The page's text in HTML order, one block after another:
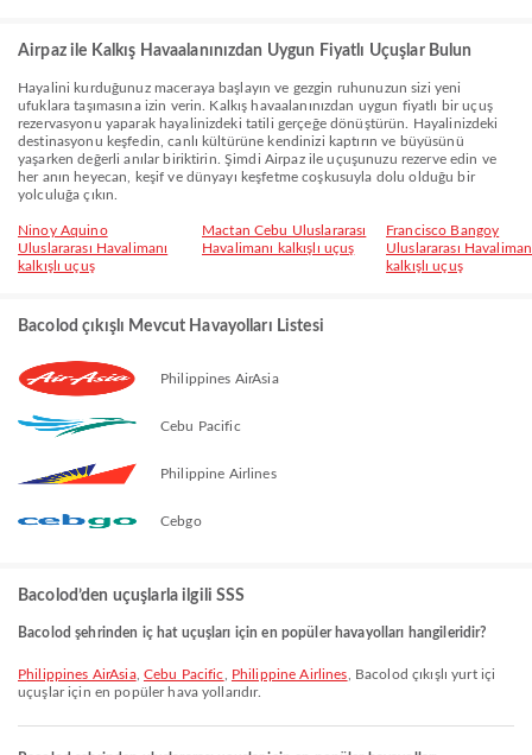
Airpaz ile Kalkış Havaalanınızdan Uygun Fiyatlı Uçuşlar Bulun
Hayalini kurduğunuz maceraya başlayın ve gezgin ruhunuzun sizi yeni
ufuklara taşımasına izin verin. Kalkış havaalanınızdan uygun fiyatlı bir uçuş
rezervasyonu yaparak hayalinizdeki tatili gerçeğe dönüştürün. Hayalinizdeki
destinasyonu keşfedin, canlı kültürüne kendinizi kaptırın ve büyüsünü
yaşarken değerli anılar biriktirin. Şimdi Airpaz ile uçuşunuzu rezerve edin ve
her anın heyecan, keşif ve dünyayı keşfetme coşkusuyla dolu olduğu bir
yolculuğa çıkın.
Ninoy Aquino
Uluslararası Havalimanı
kalkışlı uçuş
Mactan Cebu Uluslararası
Havalimanı kalkışlı uçuş
Francisco Bangoy
Uluslararası
kalkışlı uçuş
Bacolod çıkışlı Mevcut Havayolları Listesi
Philippines AirAsia
Cebu Pacific
Philippine Airlines
Cebgo
Bacolod’den uçuşlarla ilgili SSS
Bacolod şehrinden iç hat uçuşları için en popüler havayolları hangileridir?
Philippines AirAsia, Cebu Pacific Philippine Airlines , Bacolod çıkışlı yurt içi
uçuşlar için en popüler hava yollarıdır.